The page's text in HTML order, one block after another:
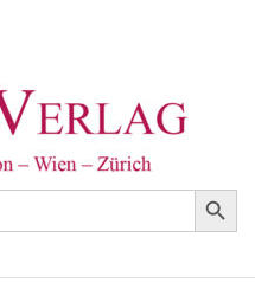
Search Button